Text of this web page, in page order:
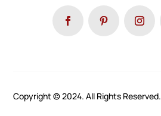
Copyright © 2024. All Rights Reserved.